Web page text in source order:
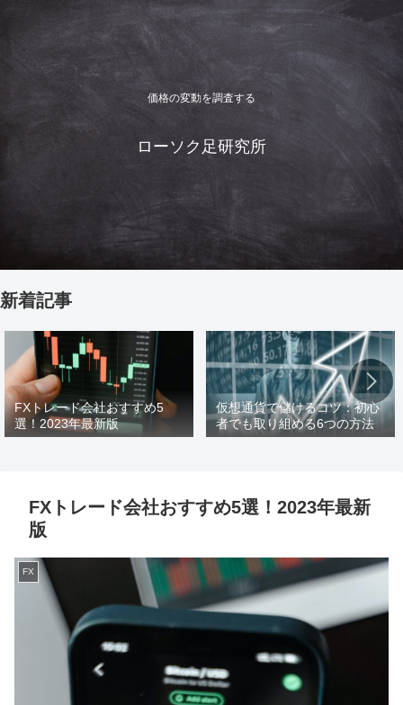
価格の変動を調査する
ローソク足研究所
新着記事
FXトレード会社おすすめ5
選！2023年最新版
仮想通貨で儲けるコツ：初心
者でも取り組める6つの方法
FXトレード会社おすすめ5選！2023年最新
版
FX